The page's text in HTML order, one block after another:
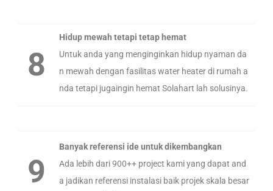
8
Hidup mewah tetapi tetap hemat
Untuk anda yang menginginkan hidup nyaman da
n mewah dengan fasilitas water heater di rumah a
nda tetapi jugaingin hemat Solahart lah solusinya.
9
Banyak referensi ide untuk dikembangkan
Ada lebih dari 900++ project kami yang dapat and
a jadikan referensi instalasi baik projek skala besar